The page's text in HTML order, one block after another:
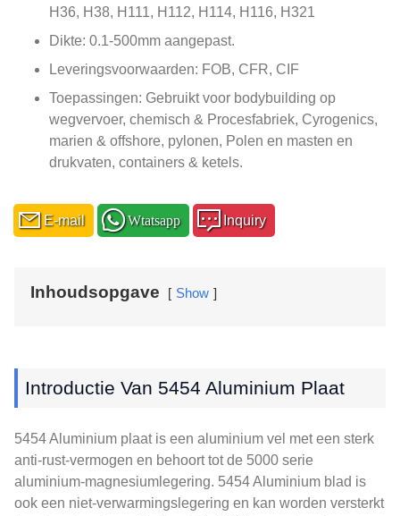
H36, H38, H111, H112, H114, H116, H321
Dikte: 0.1-500mm aangepast.
Leveringsvoorwaarden: FOB, CFR, CIF
Toepassingen: Gebruikt voor bodybuilding op
wegvervoer, chemisch & Procesfabriek, Cyrogenics,
marien & offshore, pylonen, Polen en masten en
drukvaten, containers & ketels.
E-mail Wtatsapp Inquiry
Inhoudsopgave Show
Introductie Van 5454 Aluminium Plaat
5454 Aluminium plaat is een aluminium vel met een sterk
anti-rust-vermogen en behoort tot de 5000 serie
aluminium-magnesiumlegering. 5454 Aluminium blad is
ook een niet-verwarmingslegering en kan worden versterkt